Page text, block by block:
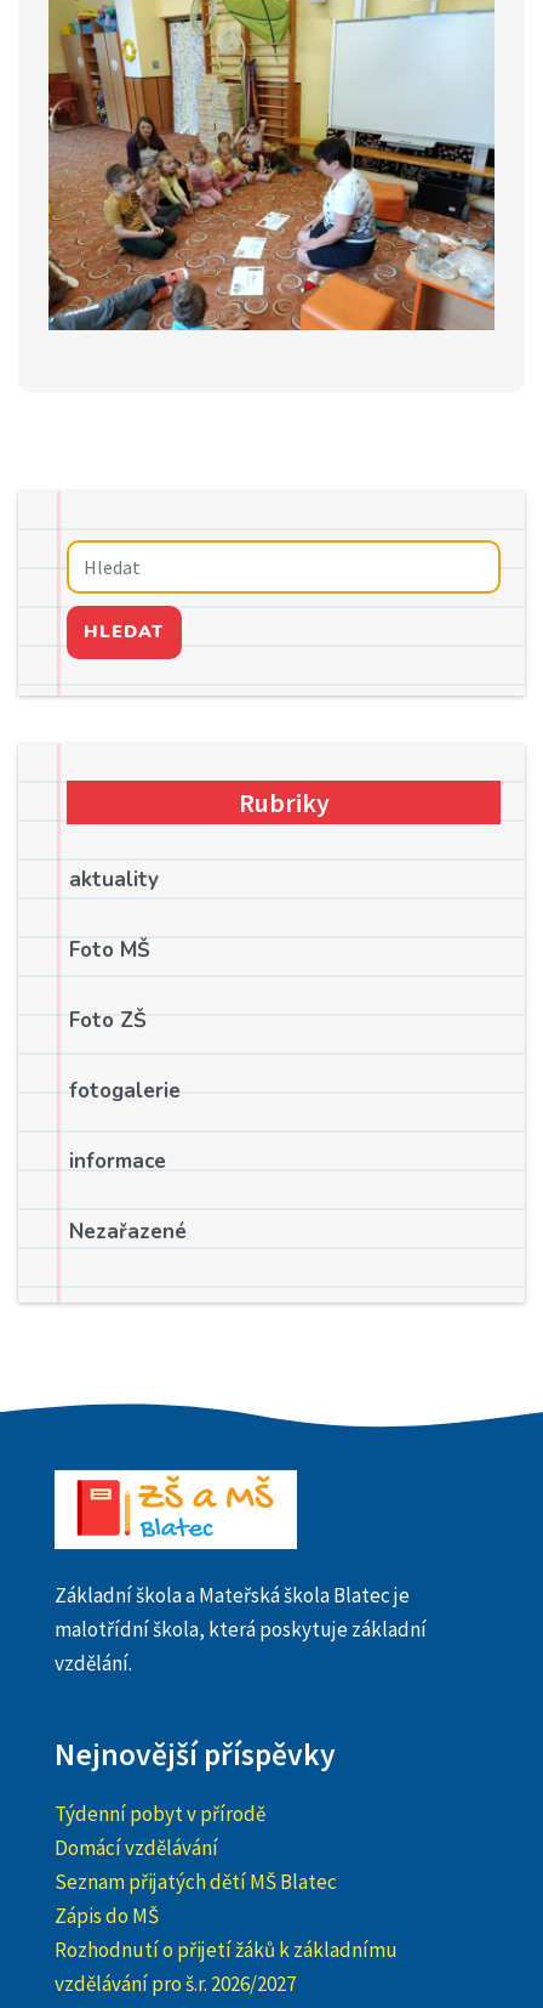
HLEDAT
Rubriky
aktuality
Foto MŠ
Foto ZŠ
fotogalerie
informace
Nezařazené
Základní škola a Mateřská škola Blatec je
malotřídní škola, která poskytuje základní
vzdělání.
Nejnovější příspěvky
Týdenní pobyt v přírodě
Domácí vzdělávání
Seznam přijatých dětí MŠ Blatec
Zápis do MŠ
Rozhodnutí o přijetí žáků k základnímu
vzdělávání pro š.r. 2026/2027